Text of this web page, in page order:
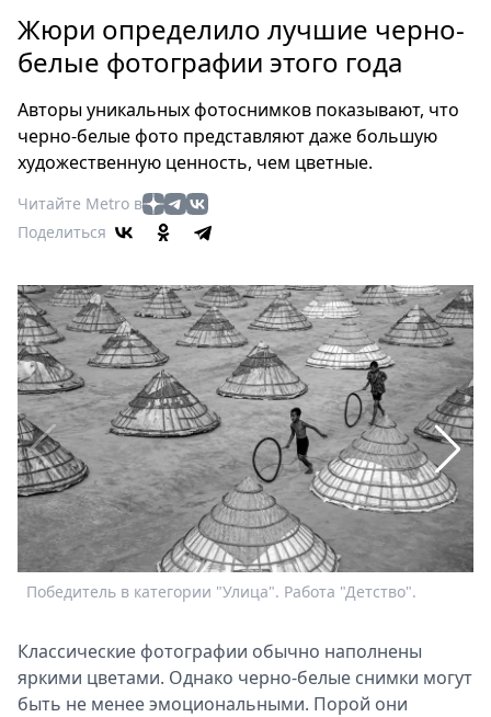
Россия
Мир
Еда
Туризм
Театр
Кино
Книги
Выставки
Пресс-
релизы
О
Metro
Стримы
Спецпроекты
Звезды
Выборы
2026
Metro
Жюри определило лучшие черно-
белые фотографии этого года
Авторы уникальных фотоснимков показывают, что
черно-белые фото представляют даже большую
художественную ценность, чем цветные.
Читайте Metro в
Поделиться
Победитель в категории "Улица". Работа "Детство".
Классические фотографии обычно наполнены
яркими цветами. Однако черно-белые снимки могут
быть не менее эмоциональными. Порой они